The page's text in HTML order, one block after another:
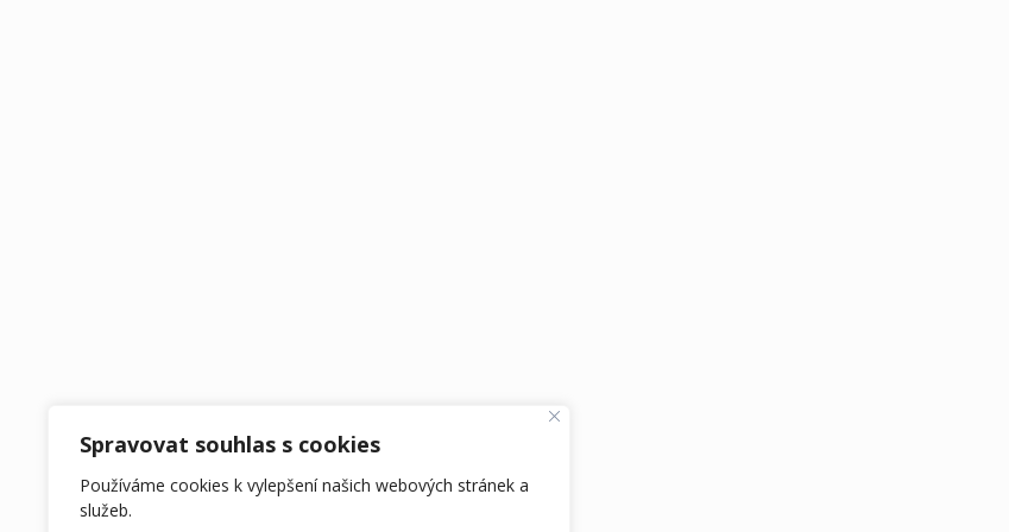
Spravovat souhlas s cookies
Používáme cookies k vylepšení našich webových stránek a
služeb.